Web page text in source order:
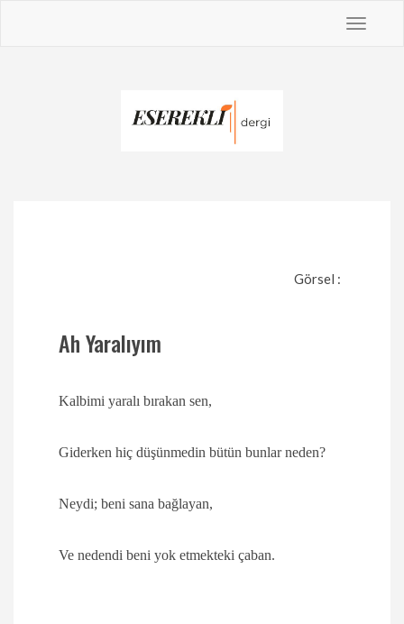
Toggle
Görsel :
Ah Yaralıyım
Kalbimi yaralı bırakan sen,
Giderken hiç düşünmedin bütün bunlar neden?
Neydi; beni sana bağlayan,
Ve nedendi beni yok etmekteki çaban.